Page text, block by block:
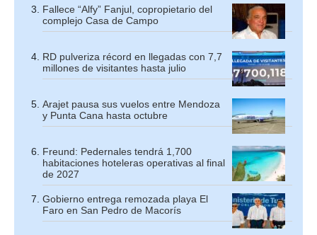
Fallece “Alfy” Fanjul, copropietario del
complejo Casa de Campo
RD pulveriza récord en llegadas con 7,7
millones de visitantes hasta julio
Arajet pausa sus vuelos entre Mendoza
y Punta Cana hasta octubre
Freund: Pedernales tendrá 1,700
habitaciones hoteleras operativas al final
de 2027
Gobierno entrega remozada playa El
Faro en San Pedro de Macorís